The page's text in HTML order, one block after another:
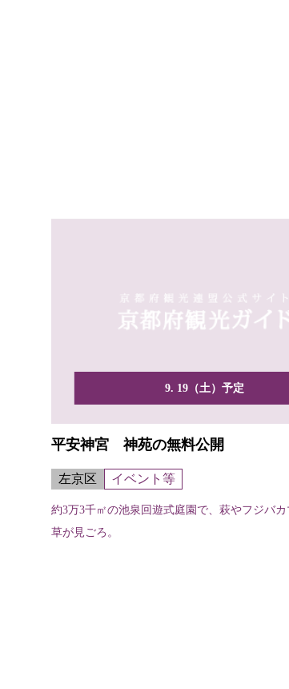
9. 19（土）予定
平安神宮 神苑の無料公開
左京区 イベント等
約3万3千㎡の池泉回遊式庭園で、萩やフジバ
草が見ごろ。